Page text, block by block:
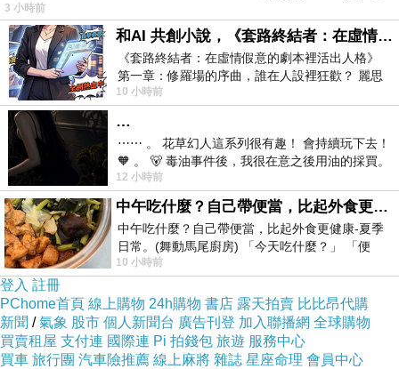
霧罩著，在山路上視距不到五十公尺很危險。幸
好阿榮開車的技術很好又很安穩，但越上山雨越
大，看氣象下雨機率是40%，衛星雲圖裡我們就
是在雲雨區。
我心裡擔心著，莫不是老天爺不給爬？都跑這麼
遠來了？因為三個人裡我是唯一爬過鳶嘴山的，
我知道這座山的山頂大岩盤 (崩壁)就是以奇險出
名，攀越時還要靠長腿踩岩壁上鑿出的洞，一面
是深不見底的百公尺斷崖，手要拉鐵鍊，爬過岩
盤往下是七十度的拉繩下坡…
。如果下雨，如果
途中的樹根或石頭溼滑…一不小心…那真的是拿
命在冒險？何況雲雨之中根本沒有山景。還是安
全第一，別拿命開玩笑。(跑了一百六十多公里，
真不甘心呀！)
的墨客，在京城的古玩肆裡
3 小時前
和AI 共創小說，《套路終結者：在虛情假意的劇本裡活出人格》
《套路終結者：在虛情假意的劇本裡活出人格》
第一章：修羅場的序曲，誰在人設裡狂歡？ 麗思
卡爾頓酒店的總統套房內，燈光昏
10 小時前
…
⋯⋯ 。 花草幻人這系列很有趣！ 會持續玩下去！
🧡 。 🐻 毒油事件後，我很在意之後用油的採買。
前天購買了我之前就很愛
12 小時前
中午吃什麼？自己帶便當，比起外食更健康-夏季日常。(舞動馬尾廚房)
中午吃什麼？自己帶便當，比起外食更健康-夏季
日常。(舞動馬尾廚房) 「今天吃什麼？」 「便
當？麵？還是炒飯？」 每天都在選擇
10 小時前
登入 註冊
PChome首頁 線上購物 24h購物 書店 露天拍賣 比比昂代購
新聞 /氣象 股市 個人新聞台 廣告刊登 加入聯播網 全球購物
買賣租屋 支付連 國際連 Pi 拍錢包 旅遊 服務中心
買車 旅行團 汽車險推薦 線上麻將 雜誌 星座命理 會員中心